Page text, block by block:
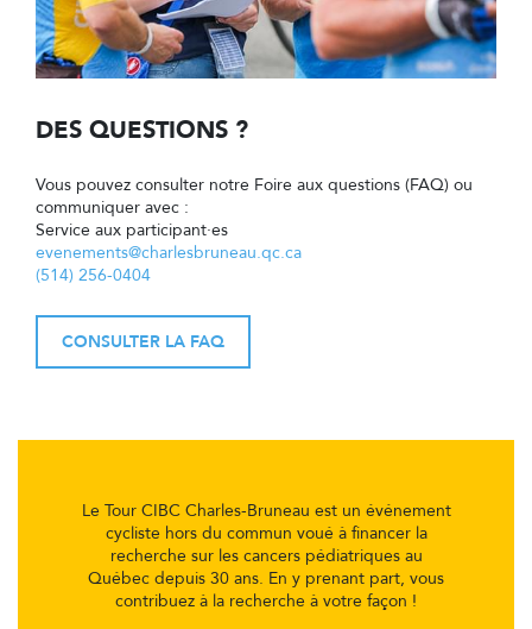
DES QUESTIONS ?
Vous pouvez consulter notre Foire aux questions (FAQ) ou
communiquer avec :
Service aux participant·es
evenements@charlesbruneau.qc.ca
(514) 256-0404
CONSULTER LA FAQ
Le Tour CIBC Charles-Bruneau est un événement
cycliste hors du commun voué à financer la
recherche sur les cancers pédiatriques au
Québec depuis 30 ans. En y prenant part, vous
contribuez à la recherche à votre façon !